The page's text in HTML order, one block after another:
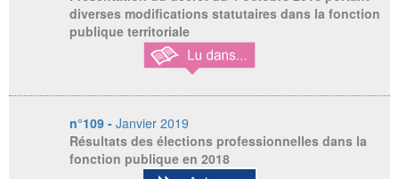
diverses modifications statutaires dans la fonction
publique territoriale
n°109 - Janvier 2019
Résultats des élections professionnelles dans la
fonction publique en 2018